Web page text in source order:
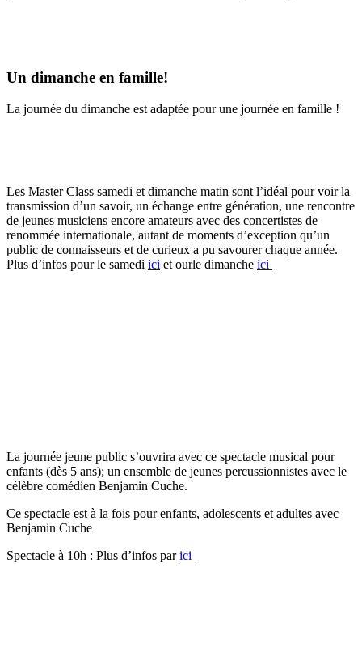
Un dimanche en famille!
La journée du dimanche est adaptée pour une journée en famille !
Les Master Class samedi et dimanche matin sont l’idéal pour voir la
transmission d’un savoir, un échange entre génération, une rencontre
de jeunes musiciens encore amateurs avec des concertistes de
renommée internationale, autant de moments d’exception qu’un
public de connaisseurs et de curieux a pu savourer chaque année.
Plus d’infos pour le samedi ici et ourle dimanche ici
La journée jeune public s’ouvrira avec ce spectacle musical pour
enfants (dès 5 ans); un ensemble de jeunes percussionnistes avec le
célèbre comédien Benjamin Cuche.
Ce spectacle est à la fois pour enfants, adolescents et adultes avec
Benjamin Cuche
Spectacle à 10h : Plus d’infos parici